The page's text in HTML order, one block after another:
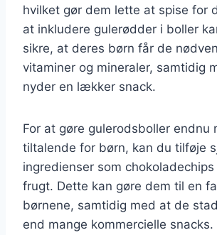
hvilket gør dem lette at spise for
at inkludere gulerødder i boller
sikre, at deres børn får de
vitaminer og mineraler, samtidig
nyder en lækker snack.
For at gøre gulerodsboller endnu
tiltalende for børn, kan du tilføje
ingredienser som
frugt. Dette kan gøre dem til en
børnene, samtidig med at de
end mange kommercielle snacks.